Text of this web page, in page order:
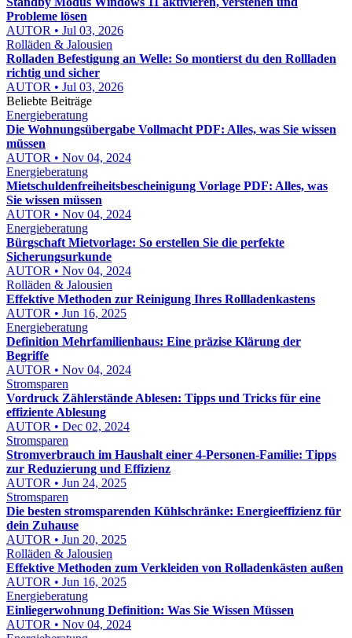
Probleme lösen
AUTOR • Jul 03, 2026
Rolläden & Jalousien
Rolladen Befestigung an Welle: So montierst du den Rollladen
richtig und sicher
AUTOR • Jul 03, 2026
Beliebte Beiträge
Energieberatung
Die Wohnungsübergabe Vollmacht PDF: Alles, was Sie wissen
müssen
AUTOR • Nov 04, 2024
Energieberatung
Mietschuldenfreiheitsbescheinigung Vorlage PDF: Alles, was
Sie wissen müssen
AUTOR • Nov 04, 2024
Energieberatung
Bürgschaft Mietvorlage: So erstellen Sie die perfekte
Sicherungsurkunde
AUTOR • Nov 04, 2024
Rolläden & Jalousien
Effektive Methoden zur Reinigung Ihres Rollladenkastens
AUTOR • Jun 16, 2025
Energieberatung
Definition Mehrfamilienhaus: Eine präzise Klärung der
Begriffe
AUTOR • Nov 04, 2024
Stromsparen
Vordruck Zählerstände Ablesen: Tipps und Tricks für eine
effiziente Ablesung
AUTOR • Dec 02, 2024
Stromsparen
Stromverbrauch im Haushalt einer 4-Personen-Familie: Tipps
zur Reduzierung und Effizienz
AUTOR • Jun 24, 2025
Stromsparen
Die besten stromsparenden Kühlschränke: Energieeffizienz für
dein Zuhause
AUTOR • Jun 20, 2025
Rolläden & Jalousien
Effektive Methoden zum Verkleiden von Rolladenkästen außen
AUTOR • Jun 16, 2025
Energieberatung
Einliegerwohnung Definition: Was Sie Wissen Müssen
AUTOR • Nov 04, 2024